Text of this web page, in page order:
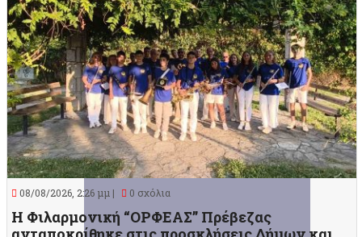
08/08/2026, 2:26 μμ | 0 σχόλια
Η Φιλαρμονική “ΟΡΦΕΑΣ” Πρέβεζας